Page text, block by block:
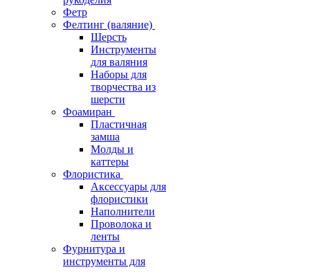
Фетр
Фелтинг (валяние)
Шерсть
Инструменты
для валяния
Наборы для
творчества из
шерсти
Фоамиран
Пластичная
замша
Молды и
каттеры
Флористика
Аксессуары для
флористики
Наполнители
Проволока и
ленты
Фурнитура и
инструменты для